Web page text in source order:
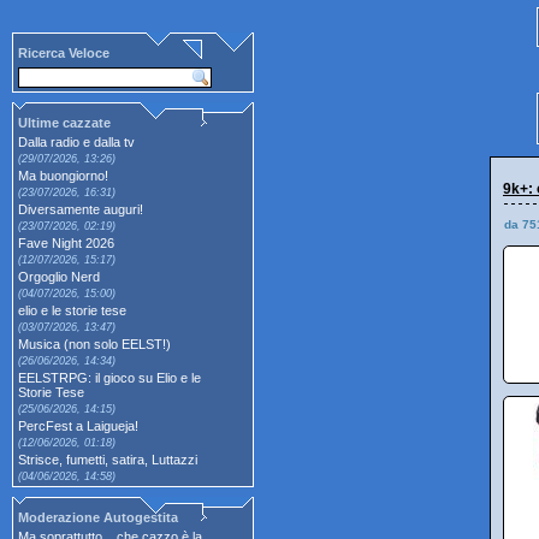
Ricerca Veloce
Ultime cazzate
Dalla radio e dalla tv
(29/07/2026, 13:26)
Ma buongiorno!
(23/07/2026, 16:31)
Diversamente auguri!
(23/07/2026, 02:19)
Fave Night 2026
(12/07/2026, 15:17)
Orgoglio Nerd
(04/07/2026, 15:00)
elio e le storie tese
(03/07/2026, 13:47)
Musica (non solo EELST!)
(26/06/2026, 14:34)
EELSTRPG: il gioco su Elio e le
Storie Tese
(25/06/2026, 14:15)
PercFest a Laigueja!
(12/06/2026, 01:18)
Strisce, fumetti, satira, Luttazzi
(04/06/2026, 14:58)
Moderazione Autogestita
9k+:
da